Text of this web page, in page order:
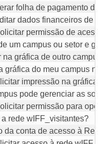
folha de pagamento
dados financeiros de
permissão de
um campus ou setor e
na gráfica de outro
gráfica do meu campus
impressão na
pode gerenciar as
permissão para
rede wIFF_visitantes?
da conta de acesso à